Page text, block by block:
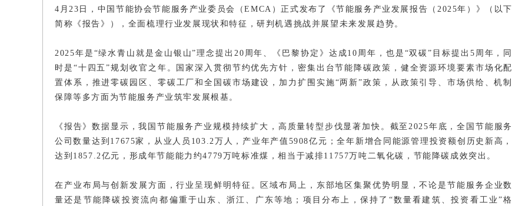
4月23日，中国节能协会节能服务产业委员会（EMCA）正式发布了《节能服务产业发展报告（2025年）》（以下
简称《报告》），全面梳理行业发展现状和特征，研判机遇挑战并展望未来发展趋势。
2025年是“绿水青山就是金山银山”理念提出20周年、《巴黎协定》达成10周年，也是“双碳”目标提出5周年，同
时是“十四五”规划收官之年。国家深入贯彻节约优先方针，密集出台节能降碳政策，健全资源环境要素市场化配
置体系，推进零碳园区、零碳工厂和全国碳市场建设，加力扩围实施“两新”政策，从政策引导、市场供给、机制
保障等多方面为节能服务产业筑牢发展根基。
《报告》数据显示，我国节能服务产业规模持续扩大，高质量转型步伐显著加快。截至2025年底，全国节能服务
公司数量达到17675家，从业人员103.2万人，产业年产值5908亿元；全年新增合同能源管理投资额创历史新高，
达到1857.2亿元，形成年节能能力约4779万吨标准煤，相当于减排11757万吨二氧化碳，节能降碳成效突出。
在产业布局与创新发展方面，行业呈现鲜明特征。区域布局上，东部地区集聚优势明显，不论是节能服务企业数
量还是节能降碳投资流向都偏重于山东、浙江、广东等地；项目分布上，保持了“数量看建筑、投资看工业”格